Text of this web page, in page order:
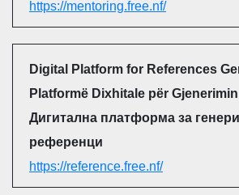
https://mentoring.free.nf/
Digital Platform for References
Platformë Dixhitale për
Дигитална платформа за
референци
https://reference.free.nf/